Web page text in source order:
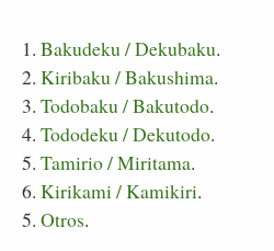
1. Bakudeku / Dekubaku.
2. Kiribaku / Bakushima.
3. Todobaku / Bakutodo.
4. Tododeku / Dekutodo.
5. Tamirio / Miritama.
6. Kirikami / Kamikiri.
5. Otros.